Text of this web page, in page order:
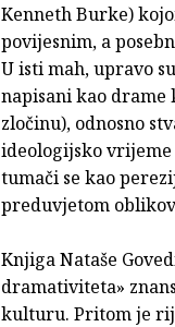
Kenneth Burke)
povijesnim, a
U isti mah, upravo
napisani kao
zločinu), odnosno
ideologijsko
tumači se kao
preduvjetom
Knjiga Nataše
dramativiteta»
kulturu. Pritom je